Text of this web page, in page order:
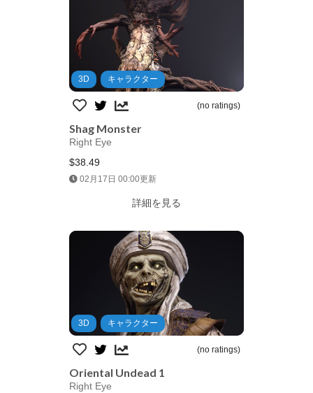
3D キャラクター
(no ratings)
Shag Monster
Right Eye
$38.49
02月17日 00:00更新
詳細を見る
Jump AssetStore
3D キャラクター
(no ratings)
Oriental Undead 1
Right Eye